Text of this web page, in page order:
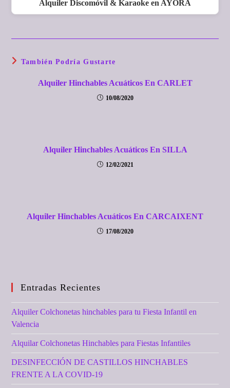
Alquiler Discomóvil & Karaoke en AYORA
También Podría Gustarte
Alquiler Hinchables Acuáticos En CARLET
10/08/2020
Alquiler Hinchables Acuáticos En SILLA
12/02/2021
Alquiler Hinchables Acuáticos En CARCAIXENT
17/08/2020
Entradas Recientes
Alquiler Colchonetas hinchables para tu Fiesta Infantil en
Valencia
Alquilar Colchonetas Hinchables para Fiestas Infantiles
DESINFECCIÓN DE CASTILLOS HINCHABLES
FRENTE A LA COVID-19